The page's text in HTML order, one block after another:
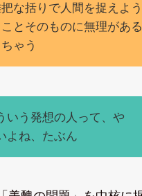
な括りで人間を捉えよ
ことそのものに無理があ
ゃう
いう発想の人って、や
よね、たぶん